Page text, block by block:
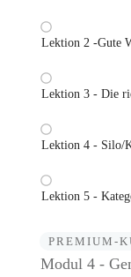
Lektion 2 -Gute
Lektion 3 - Die
Lektion 4 - Silo/
Lektion 5 -
PREMIUM-
Modul 4 -